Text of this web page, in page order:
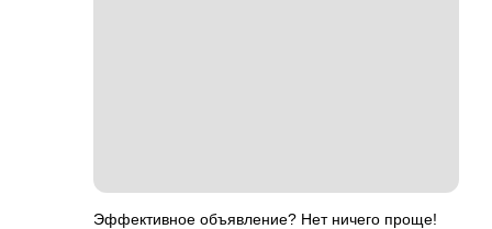
Эффективное объявление? Нет ничего проще!